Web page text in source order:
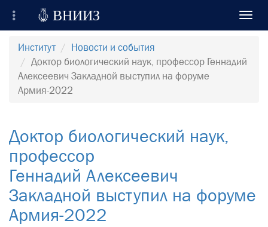
Всероссийский Научно-Исследовательский
Институт Зерна и продуктов его переработки
Регистрация
Отправить сообщение
 ВНИИЗ
Институт
Новости и события
Доктор биологический наук, профессор Геннадий
Алексеевич Закладной выступил на форуме
Армия-2022
Доктор биологический наук,
профессор
Геннадий Алексеевич
Закладной выступил на форуме
Армия-2022